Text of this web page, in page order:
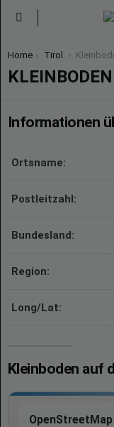
You are here:
Home Tirol
KLEINBODEN
Informationen
Ortsname:
Postleitzahl:
Bundesland:
Region:
Long/Lat:
Kleinboden auf
OpenStreetMap